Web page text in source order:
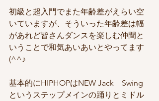
初級と超入門でまた年齢差がえらい空
いていますが、そういった年齢差は幅
があれど皆さんダンスを楽しむ仲間と
いうことで和気あいあいとやってます
(^^♪
基本的にHIPHOPはNEW Jack　Swing
というステップメインの踊りとミドル